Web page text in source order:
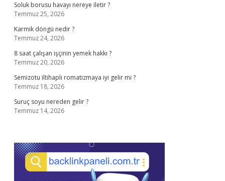
Soluk borusu havayı nereye iletir ?
Temmuz 25, 2026
Karmik döngü nedir ?
Temmuz 24, 2026
8 saat çalışan işçinin yemek hakkı ?
Temmuz 20, 2026
Semizotu iltihaplı romatizmaya iyi gelir mi ?
Temmuz 18, 2026
Suruç soyu nereden gelir ?
Temmuz 14, 2026